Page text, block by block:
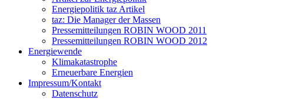
Energiepolitik taz Artikel
taz: Die Manager der Massen
Pressemitteilungen ROBIN WOOD 2011
Pressemitteilungen ROBIN WOOD 2012
Energiewende
Klimakatastrophe
Erneuerbare Energien
Impressum/Kontakt
Datenschutz